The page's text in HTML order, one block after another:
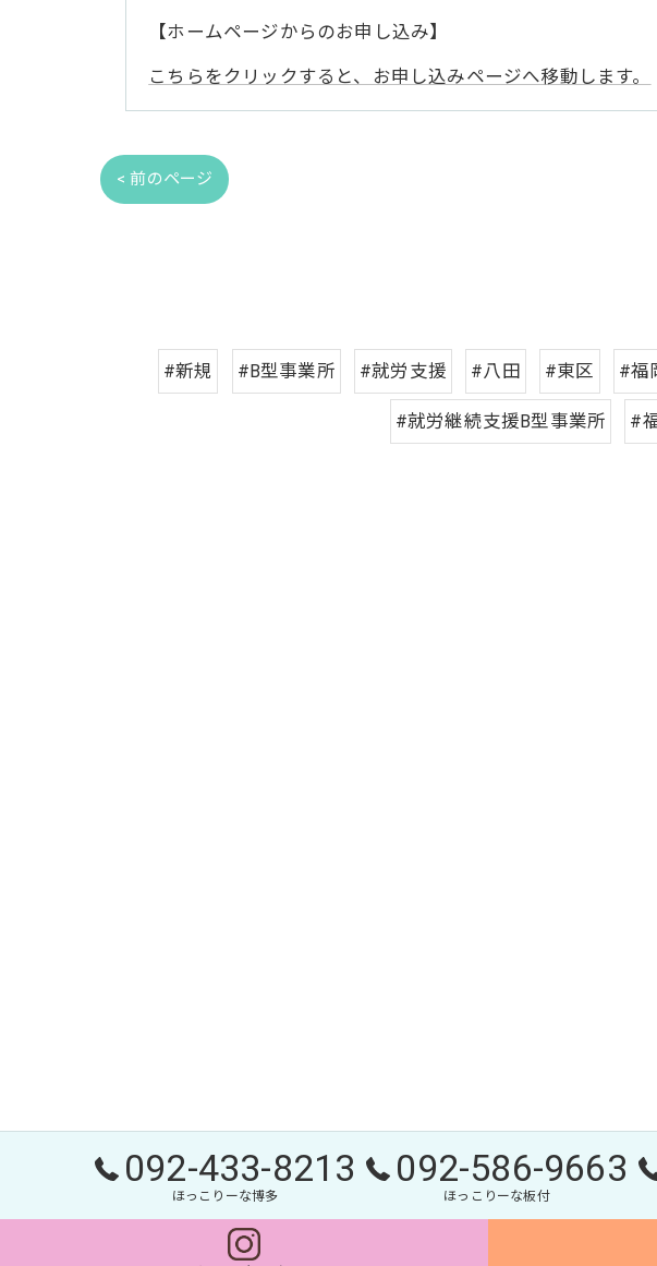
【ホームページからのお申し込み】
こちらをクリックすると、お申し込みページへ移動します。
< 前のページ
#新規 #B型事業所 #就労支援 #八田 #東区 #福
#就労継続支援B型事業所 #
092-433-8213
ほっこりーな博多
092-586-9663
ほっこりーな板付